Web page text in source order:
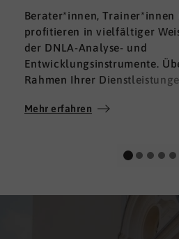
Berater*innen, Trainer*innen
profitieren in vielfältiger
der DNLA-Analyse- und
Entwicklungsinstrumente.
Rahmen Ihrer
Soft Skills brauchen, finden
Mehr erfahren